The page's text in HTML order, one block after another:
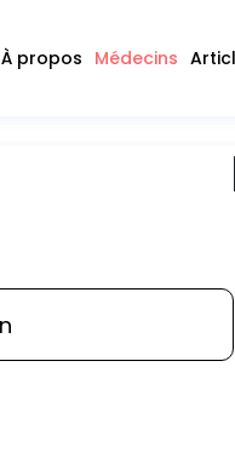
À propos Médecins